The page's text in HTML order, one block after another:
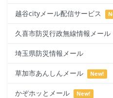
越谷cityメール配信サービス
久喜市防災行政無線情報メール
埼玉県防災情報メール
草加市あんしんメール New!
かぞホッとメール New!